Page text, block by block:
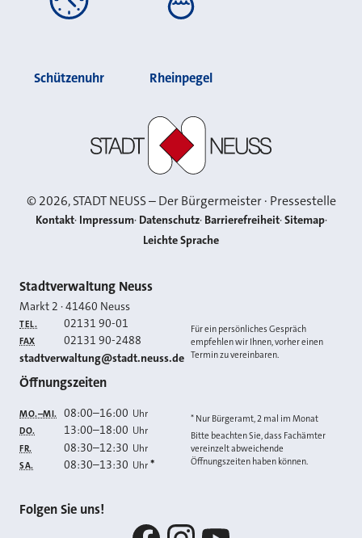
Schützenuhr Rheinpegel
©2026, STADT NEUSS – Der Bürgermeister · Pressestelle
Kontakt Impressum Datenschutz Barrierefreiheit Sitemap
Leichte Sprache
Kontakt
Stadtverwaltung Neuss
Markt 2 ·41460 Neuss
TEL. 02131 90-01
FAX 02131 90-2488
E-MAIL
stadtverwaltung@stadt.neuss.de
Für ein persönliches Gespräch
empfehlen wir Ihnen, vorher einen
Termin zu vereinbaren.
Öffnungszeiten
MO.–MI. 08:00–16:00 Uhr
DO. 13:00–18:00 Uhr
FR. 08:30–12:30 Uhr
SA. 08:30–13:30 Uhr *
* Nur Bürgeramt, 2 mal im Monat
Bitte beachten Sie, dass Fachämter
vereinzelt abweichende
Öffnungszeiten haben können.
Folgen Sie uns!